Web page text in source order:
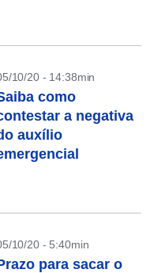
10/20 - 14:38min
como
a negativa
auxílio
10/20 - 5:40min
para sacar o